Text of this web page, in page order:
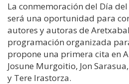
La conmemoración del Día
será una oportunidad para
autores y autoras de
programación organizada
propone una primera cita en
Josune Murgoitio, Jon
y Tere Irastorza.